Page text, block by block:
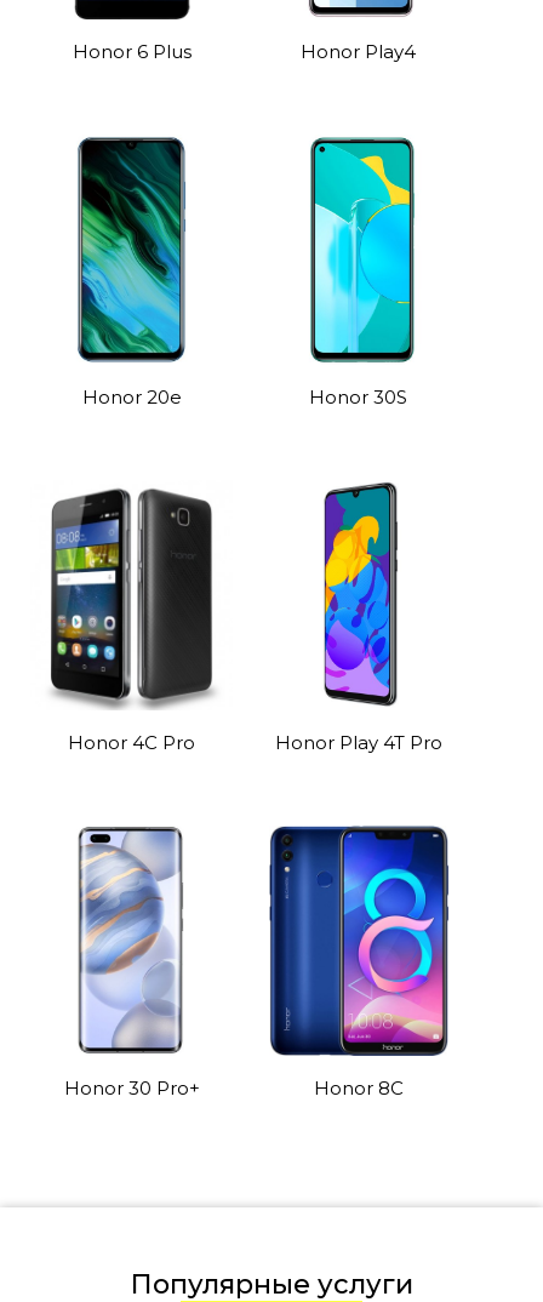
Honor 6 Plus Honor Play4
Honor 20e Honor 30S
Honor 4C Pro Honor Play 4T Pro
Honor 30 Pro+ Honor 8C
Популярные услуги